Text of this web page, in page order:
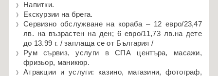
Напитки.
Екскурзии на брега.
Сервизно обслужване на кораба – 12 евро/23,47
лв. на възрастен на ден; 6 евро/11,73 лв.на дете
до 13.99 г. / заплаща се от България /
Рум сървиз, услуги в СПА центъра, масажи,
фризьор, маникюр.
Атракции и услуги: казино, магазини, фотограф,